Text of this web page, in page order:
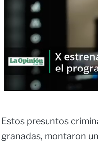
Estos presuntos
granadas, montaron